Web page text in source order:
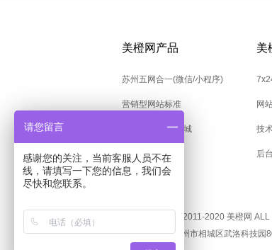
美橙网产品
苏州五网合一(微信/小程序)
营销型网站标准
微商城/小程序商城
竞价托管
美
网
技
后
COPYRIGHT © 2011-2020 美橙网
地址：江苏省苏州市相城区武洛科技园
请您留言
感谢您的关注，当前客服人员不在
线，请填写一下您的信息，我们会
尽快和您联系。